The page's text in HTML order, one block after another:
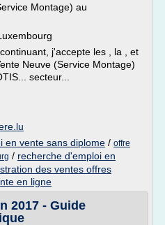
Montage) au
j'accepte les , la , et
Neuve (Service Montage)
secteur...
en vente sans diplome / offre
/ recherche d'emploi en
des ventes offres
en ligne
2017 - Guide